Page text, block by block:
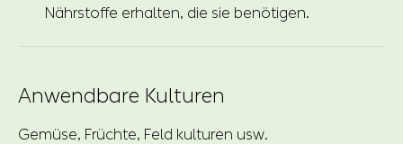
Nährstoffe erhalten, die sie benötigen.
Anwendbare Kulturen
Gemüse, Früchte, Feld kulturen usw.